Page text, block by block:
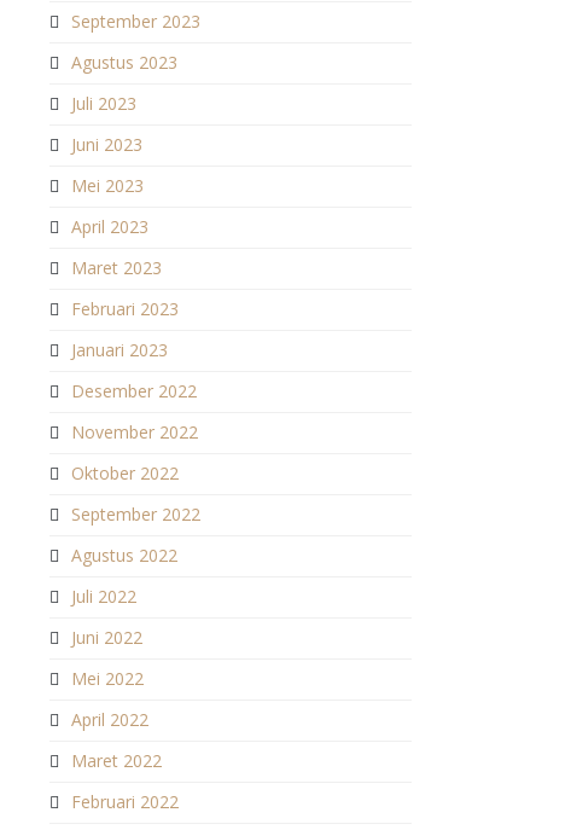
September 2023
Agustus 2023
Juli 2023
Juni 2023
Mei 2023
April 2023
Maret 2023
Februari 2023
Januari 2023
Desember 2022
November 2022
Oktober 2022
September 2022
Agustus 2022
Juli 2022
Juni 2022
Mei 2022
April 2022
Maret 2022
Februari 2022